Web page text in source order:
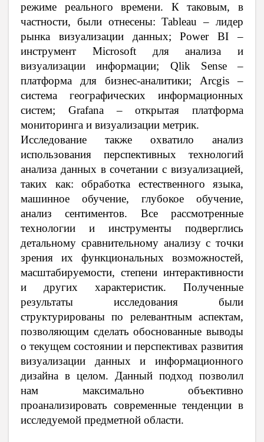
режиме реального времени. К таковым, в
частности, были отнесены: Tableau – лидер
рынка визуализации данных; Power BI –
инструмент Microsoft для анализа и
визуализации информации; Qlik Sense –
платформа для бизнес-аналитики; Arcgis –
система географических информационных
систем; Grafana – открытая платформа
мониторинга и визуализации метрик.
Исследование также охватило анализ
использования перспективных технологий
анализа данных в сочетании с визуализацией,
таких как: обработка естественного языка,
машинное обучение, глубокое обучение,
анализ сентиментов. Все рассмотренные
технологии и инструменты подверглись
детальному сравнительному анализу с точки
зрения их функциональных возможностей,
масштабируемости, степени интерактивности
и других характеристик. Полученные
результаты исследования были
структурированы по релевантным аспектам,
позволяющим сделать обоснованные выводы
о текущем состоянии и перспективах развития
визуализации данных и информационного
дизайна в целом. Данный подход позволил
нам максимально объективно
проанализировать современные тенденции в
исследуемой предметной области.